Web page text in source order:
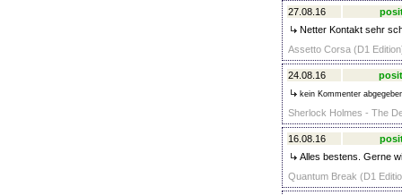
27.08.16
Netter Kontakt sehr
Assetto Corsa (D1
24.08.16
kein Kommenter
Sherlock Holmes - The
16.08.16
Alles bestens. Gerne
Quantum Break (D1